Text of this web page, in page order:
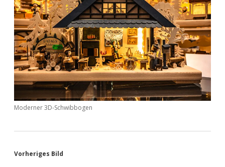
Moderner 3D-Schwibbogen
Vorheriges Bild